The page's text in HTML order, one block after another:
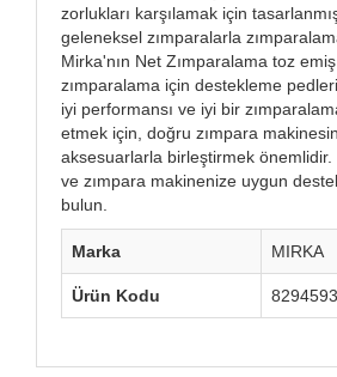
zorlukları karşılamak için
geleneksel zımparalarla
Mirka'nın Net Zımparalama toz
zımparalama için destekleme
iyi performansı ve iyi bir
etmek için, doğru zımpara
aksesuarlarla birleştirmek önemlidir.
ve zımpara makinenize uygun
bulun.
Marka MIRKA
Ürün Kodu